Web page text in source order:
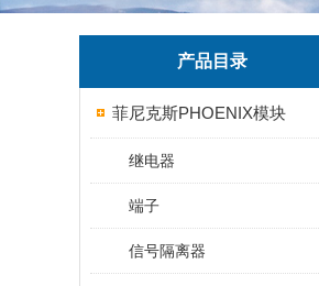
产品目录
菲尼克斯PHOENIX模块
继电器
端子
信号隔离器